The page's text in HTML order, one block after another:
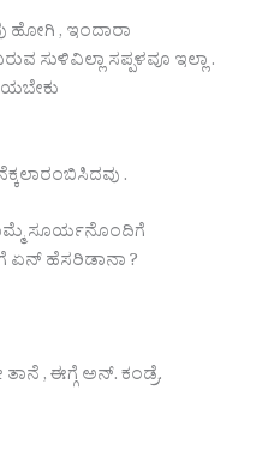
ಹೋಗಿ , ಇಂದಾರಾ
ಸುಳಿವಿಲ್ಲಾ ಸಪ್ಪಳವೂ ಇಲ್ಲಾ .
.
ಸೂರ್ಯನೊಂದಿಗೆ
ಏನ್ ಹೆಸರಿಡಾನಾ ?
, ಈಗ್ಗೆ ಅನ್. ಕಂಡ್ರೆ.